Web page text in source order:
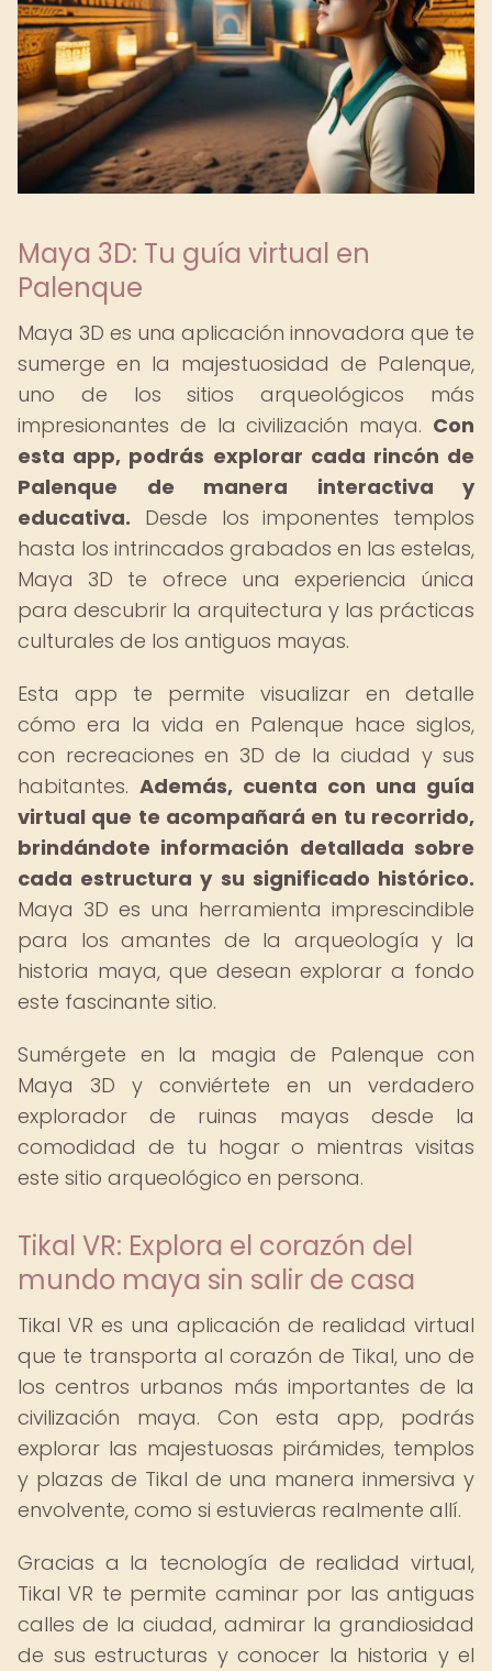
Maya 3D: Tu guía virtual en
Palenque
Maya 3D es una aplicación innovadora que te
sumerge en la majestuosidad de Palenque,
uno de los sitios arqueológicos más
impresionantes de la civilización maya. Con
esta app, podrás explorar cada rincón de
Palenque de manera interactiva y
educativa. Desde los imponentes templos
hasta los intrincados grabados en las estelas,
Maya 3D te ofrece una experiencia única
para descubrir la arquitectura y las prácticas
culturales de los antiguos mayas.
Esta app te permite visualizar en detalle
cómo era la vida en Palenque hace siglos,
con recreaciones en 3D de la ciudad y sus
habitantes. Además, cuenta con una guía
virtual que te acompañará en tu recorrido,
brindándote información detallada sobre
cada estructura y su significado histórico.
Maya 3D es una herramienta imprescindible
para los amantes de la arqueología y la
historia maya, que desean explorar a fondo
este fascinante sitio.
Sumérgete en la magia de Palenque con
Maya 3D y conviértete en un verdadero
explorador de ruinas mayas desde la
comodidad de tu hogar o mientras visitas
este sitio arqueológico en persona.
Tikal VR: Explora el corazón del
mundo maya sin salir de casa
Tikal VR es una aplicación de realidad virtual
que te transporta al corazón de Tikal, uno de
los centros urbanos más importantes de la
civilización maya. Con esta app, podrás
explorar las majestuosas pirámides, templos
y plazas de Tikal de una manera inmersiva y
envolvente, como si estuvieras realmente allí.
Gracias a la tecnología de realidad virtual,
Tikal VR te permite caminar por las antiguas
calles de la ciudad, admirar la grandiosidad
de sus estructuras y conocer la historia y el